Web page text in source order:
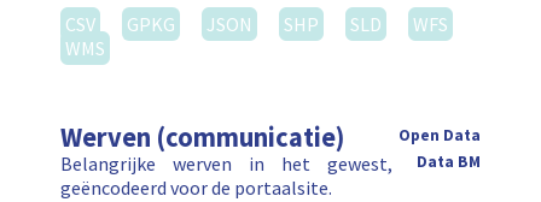
CSV
GPKG JSON SHP SLD
WFS
WMS
Werven (communicatie)
Open Data
Data BM
Belangrijke werven in het gewest,
geëncodeerd voor de portaalsite.